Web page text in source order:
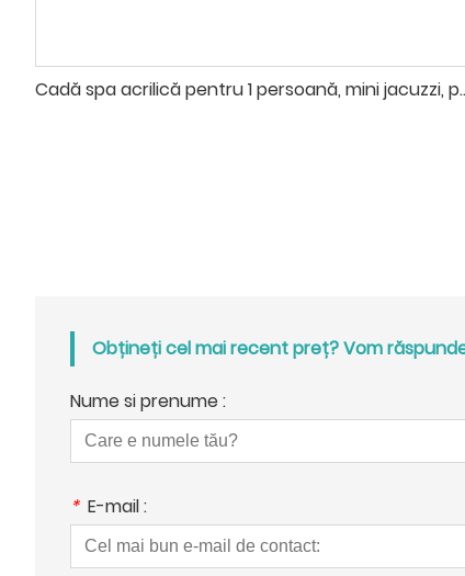
Cadă spa acrilică
Obțineți cel mai recent preț? Vom
Nume si prenume :
* E-mail :